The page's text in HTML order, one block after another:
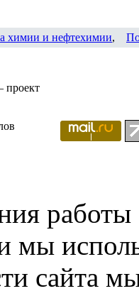
химии и нефтехимии,
проект
работы
мы
сайта